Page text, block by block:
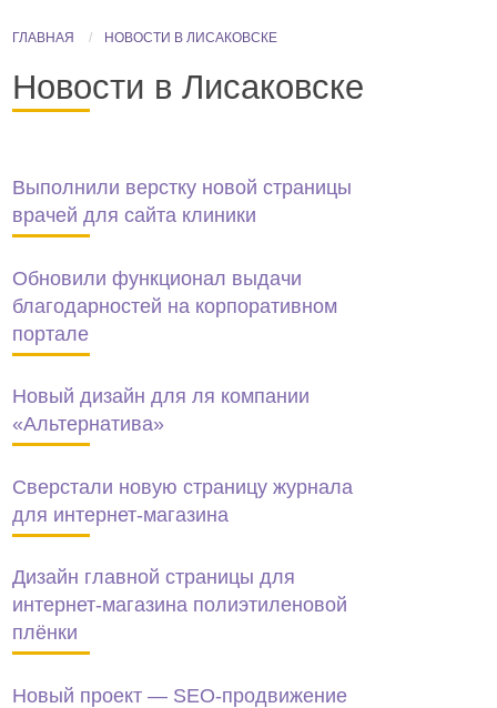
ГЛАВНАЯ НОВОСТИ В ЛИСАКОВСКЕ
Новости в Лисаковске
Выполнили верстку новой страницы
врачей для сайта клиники
Обновили функционал выдачи
благодарностей на корпоративном
портале
Новый дизайн для ля компании
«Альтернатива»
Сверстали новую страницу журнала
для интернет-магазина
Дизайн главной страницы для
интернет-магазина полиэтиленовой
плёнки
Новый проект — SEO-продвижение